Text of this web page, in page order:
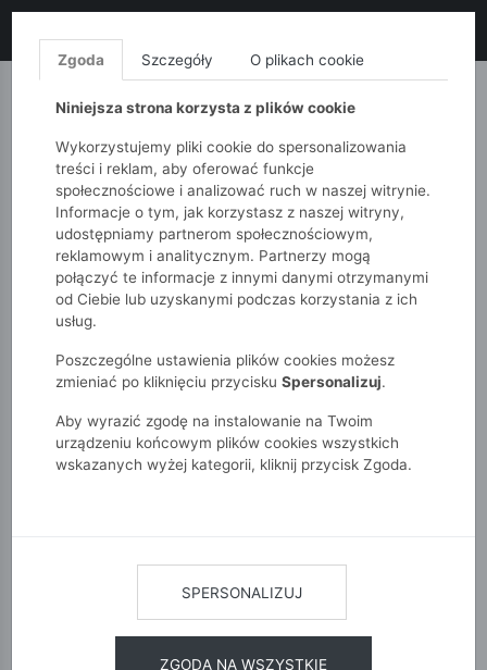
MONNARI QUIOSQUE
51015kids Dziewczynki 2-7 lat
Akcesoria
Bielizna
BIELIZNA
POKAŻ FILTRY
Zgoda Szczegóły O plikach cookie
Niniejsza strona korzysta z plików cookie
Wykorzystujemy pliki cookie do spersonalizowania
treści i reklam, aby oferować funkcje
społecznościowe i analizować ruch w naszej witrynie.
Informacje o tym, jak korzystasz z naszej witryny,
udostępniamy partnerom społecznościowym,
reklamowym i analitycznym. Partnerzy mogą
połączyć te informacje z innymi danymi otrzymanymi
od Ciebie lub uzyskanymi podczas korzystania z ich
usług.
Poszczególne ustawienia plików cookies możesz
zmieniać po kliknięciu przycisku Spersonalizuj.
Aby wyrazić zgodę na instalowanie na Twoim
urządzeniu końcowym plików cookies wszystkich
wskazanych wyżej kategorii, kliknij przycisk Zgoda.
SPERSONALIZUJ
ZGODA NA WSZYSTKIE